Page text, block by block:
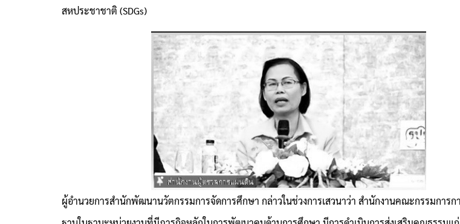
สหประชาชาติ (SDGs)
ผู้อำนวยการสำนักพัฒนานวัตกรรมการจัดการศึกษา กล่าวในช่วงการเสวนาว่า สำนักงานคณะกรรมการ